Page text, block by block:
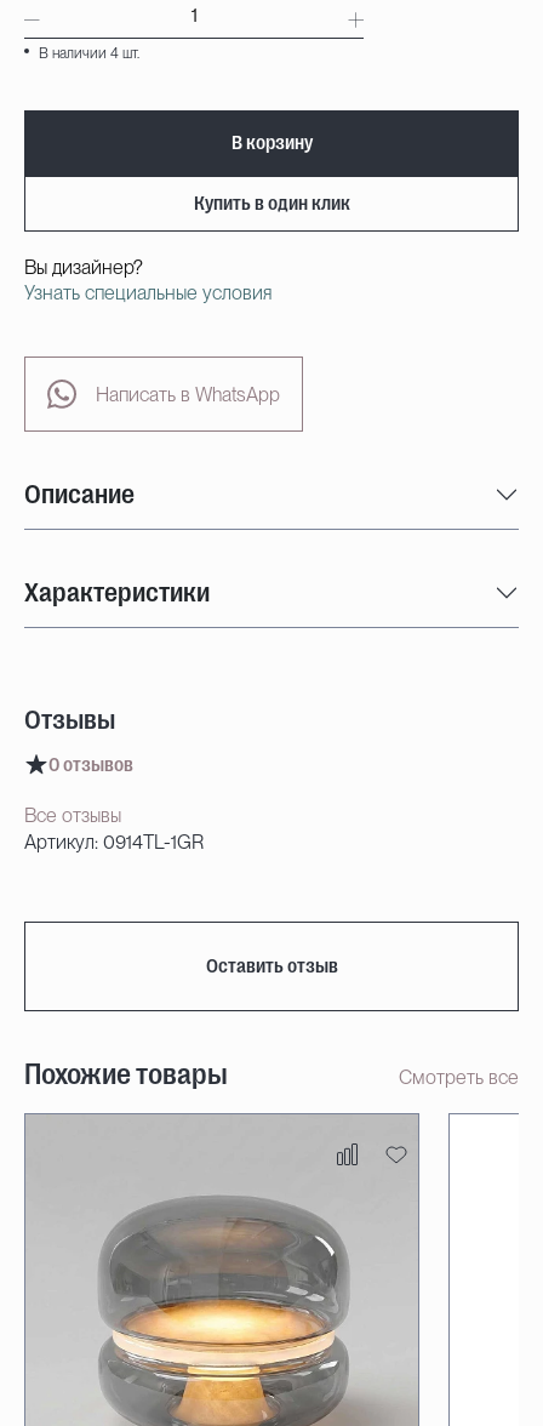
В наличии 4 шт.
В корзину
Купить в один клик
Вы дизайнер?
Узнать специальные условия
Написать в WhatsApp
Описание
Характеристики
Отзывы
0 отзывов
Все отзывы
Артикул: 0914TL-1GR
Оставить отзыв
Похожие товары Смотреть все